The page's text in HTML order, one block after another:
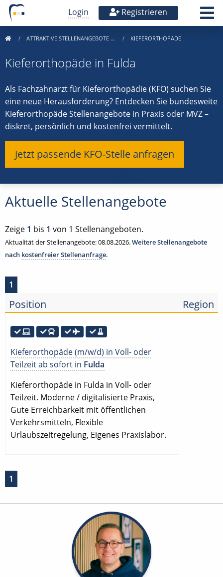
Login Registrieren
ATTRAKTIVE STELLENANGEBOTE … KIEFERORTHOPÄDE
Kieferorthopäde in Fulda
Als Fachzahnarzt für Kieferorthopädie (KFO) suchen Sie
eine neue Herausforderung? Entdecken Sie bundesweite
Kieferorthopäde Stellenangebote in Praxis oder MVZ –
diskret, persönlich und kostenfrei vermittelt.
Jetzt passende KFO-Stelle anfragen
Aktuelle Stellenangebote
Zeige 1 bis 1 von 1 Stellenangeboten.
Aktualität der Stellenangebote: 08.08.2026.Weitere Stellenangebote
nach kostenfreier Stellenanfrage.
1
Position Region
Kieferorthopäde (m/w/d) in Voll- oder
Teilzeit ab sofort in Fulda
Kieferorthopäde in Fulda in Voll- oder
Teilzeit. Moderne / digitalisierte Praxis,
Gute Erreichbarkeit mit öffentlichen
Verkehrsmitteln, Flexible
Urlaubszeitregelung, Eigenes Praxislabor.
1